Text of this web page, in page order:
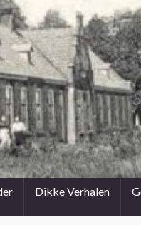
Dikke Verhalen